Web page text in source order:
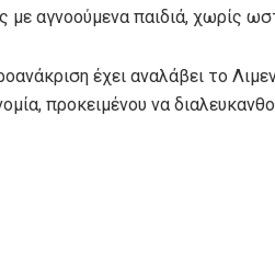
με αγνοούμενα παιδιά, χωρίς
έχει αναλάβει το
προκειμένου να